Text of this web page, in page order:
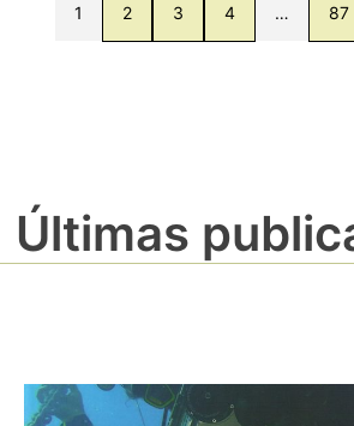
1 2 3 4 … 87
Últimas